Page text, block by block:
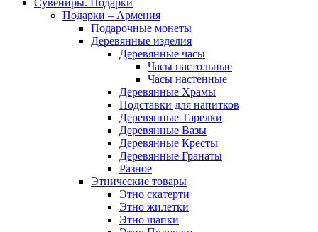
Сувениры. Подарки
Подарки – Армения
Подарочные монеты
Деревянные изделия
Деревянные часы
Часы настольные
Часы настенные
Деревянные Храмы
Подставки для напитков
Деревянные Тарелки
Деревянные Вазы
Деревянные Кресты
Деревянные Гранаты
Разное
Этнические товары
Этно скатерти
Этно жилетки
Этно шапки